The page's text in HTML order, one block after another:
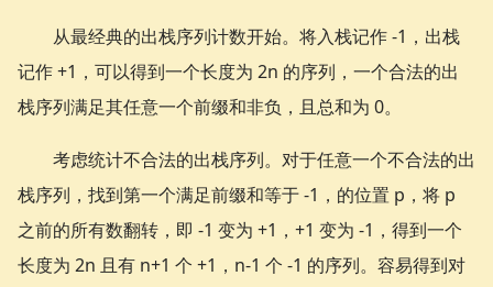
从最经典的出栈序列计数开始。将入栈记作 -1，出栈
记作 +1，可以得到一个长度为 2n 的序列，一个合法的出
栈序列满足其任意一个前缀和非负，且总和为 0。
考虑统计不合法的出栈序列。对于任意一个不合法的出
栈序列，找到第一个满足前缀和等于 -1，的位置 p，将 p
之前的所有数翻转，即 -1 变为 +1，+1 变为 -1，得到一个
长度为 2n 且有 n+1 个 +1，n-1 个 -1 的序列。容易得到对